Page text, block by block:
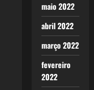
maio 2022
abril 2022
março 2022
fevereiro
2022